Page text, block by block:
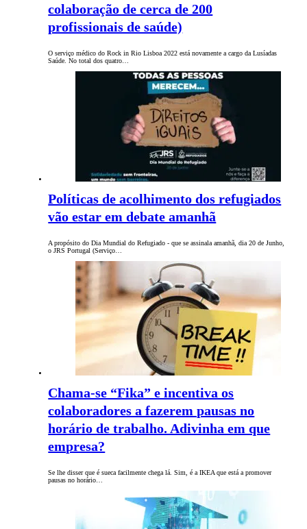
colaboração de cerca de 200
profissionais de saúde)
O serviço médico do Rock in Rio Lisboa 2022 está novamente a cargo da Lusíadas
Saúde. No total dos quatro…
Políticas de acolhimento dos refugiados
vão estar em debate amanhã
A propósito do Dia Mundial do Refugiado - que se assinala amanhã, dia 20 de Junho,
o JRS Portugal (Serviço…
Chama-se “Fika” e incentiva os
colaboradores a fazerem pausas no
horário de trabalho. Adivinha em que
empresa?
Se lhe disser que é sueca facilmente chega lá. Sim, é a IKEA que está a promover
pausas no horário…